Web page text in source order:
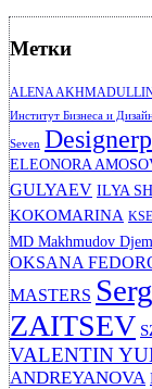
Метки
ALENA
Институт Бизнеса и
Seven
ELEONORA
GULYAEV ILYA
KOKOMARINA
MD Makhmudov
OKSANA
MASTERS
ZAITSEV
VALENTIN
ANDREYANOVA